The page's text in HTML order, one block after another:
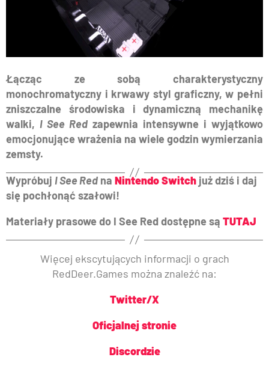
Łącząc ze sobą charakterystyczny
monochromatyczny i krwawy styl graficzny, w pełni
zniszczalne środowiska i dynamiczną mechanikę
walki, I See Red zapewnia intensywne i wyjątkowo
emocjonujące wrażenia na wiele godzin wymierzania
zemsty.
Wypróbuj I See Red na Nintendo Switch już dziś i daj
się pochłonąć szałowi!
Materiały prasowe do I See Red dostępne są TUTAJ
Więcej ekscytujących informacji o grach
RedDeer.Games można znaleźć na:
Twitter/X
Oficjalnej stronie
Discordzie